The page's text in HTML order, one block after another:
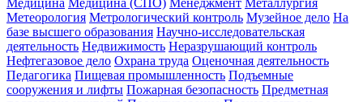
Медицина Медицина (СПО) Менеджмент Металлургия
Метеорология Метрологический контроль Музейное дело На
базе высшего образования Научно-исследовательская
деятельность Недвижимость Неразрушающий контроль
Нефтегазовое дело Охрана труда Оценочная деятельность
Педагогика Пищевая промышленность Подъемные
сооружения и лифты Пожарная безопасность Предметная